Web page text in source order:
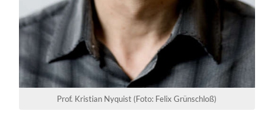
Prof. Kristian Nyquist (Foto: Felix Grünschloß)